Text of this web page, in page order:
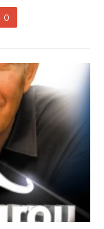
0